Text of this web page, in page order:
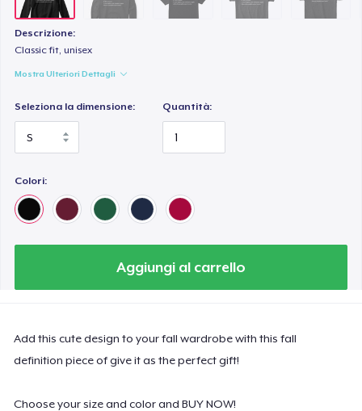
Descrizione:
Classic fit, unisex
Mostra Ulteriori Dettagli
Seleziona la dimensione: Quantità:
Colori:
Aggiungi al carrello
Add this cute design to your fall wardrobe with this fall
definition piece of give it as the perfect gift!
Choose your size and color and BUY NOW!